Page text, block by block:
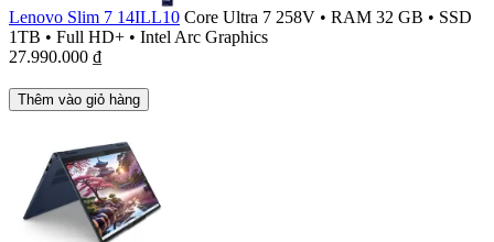
Lenovo Slim 7 14ILL10 Core Ultra 7 258V • RAM 32 GB • SSD
1TB • Full HD+ • Intel Arc Graphics
27.990.000 ₫
Thêm vào giỏ hàng